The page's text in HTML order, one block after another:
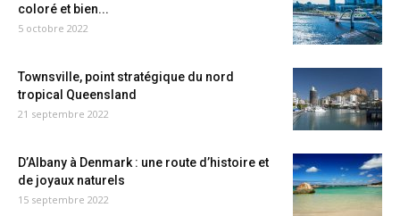
coloré et bien...
5 octobre 2022
Townsville, point stratégique du nord
tropical Queensland
21 septembre 2022
D’Albany à Denmark : une route d’histoire et
de joyaux naturels
15 septembre 2022